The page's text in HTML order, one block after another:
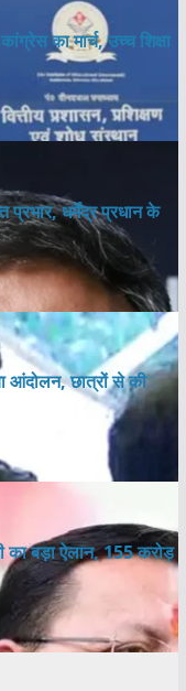
का मार्च, उच्च शिक्षा
प्रभार, धर्मेंद्र प्रधान के
आंदोलन, छात्रों से की
का बड़ा ऐलान, 155 करोड़